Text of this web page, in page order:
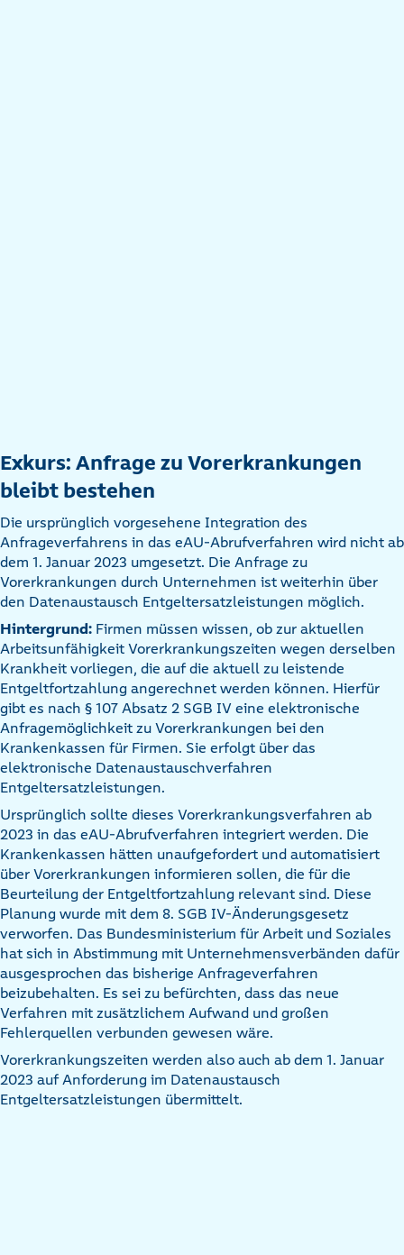
Exkurs: Anfrage zu Vorerkrankungen
bleibt bestehen
Die ursprünglich vorgesehene Integration des
Anfrageverfahrens in das eAU-Abrufverfahren wird nicht ab
dem 1. Januar 2023 umgesetzt. Die Anfrage zu
Vorerkrankungen durch Unternehmen ist weiterhin über
den Datenaustausch Entgeltersatzleistungen möglich.
Hintergrund: Firmen müssen wissen, ob zur aktuellen
Arbeitsunfähigkeit Vorerkrankungszeiten wegen derselben
Krankheit vorliegen, die auf die aktuell zu leistende
Entgeltfortzahlung angerechnet werden können. Hierfür
gibt es nach § 107 Absatz 2 SGB IV eine elektronische
Anfragemöglichkeit zu Vorerkrankungen bei den
Krankenkassen für Firmen. Sie erfolgt über das
elektronische Datenaustauschverfahren
Entgeltersatzleistungen.
Ursprünglich sollte dieses Vorerkrankungsverfahren ab
2023 in das eAU-Abrufverfahren integriert werden. Die
Krankenkassen hätten unaufgefordert und automatisiert
über Vorerkrankungen informieren sollen, die für die
Beurteilung der Entgeltfortzahlung relevant sind. Diese
Planung wurde mit dem 8. SGB IV-Änderungsgesetz
verworfen. Das Bundesministerium für Arbeit und Soziales
hat sich in Abstimmung mit Unternehmensverbänden dafür
ausgesprochen das bisherige Anfrageverfahren
beizubehalten. Es sei zu befürchten, dass das neue
Verfahren mit zusätzlichem Aufwand und großen
Fehlerquellen verbunden gewesen wäre.
Vorerkrankungszeiten werden also auch ab dem 1. Januar
2023 auf Anforderung im Datenaustausch
Entgeltersatzleistungen übermittelt.